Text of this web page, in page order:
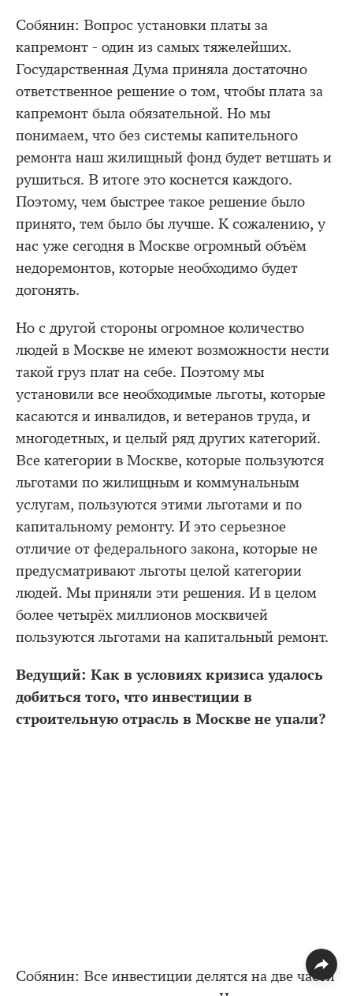
Собянин: Вопрос установки платы за
капремонт - один из самых тяжелейших.
Государственная Дума приняла достаточно
ответственное решение о том, чтобы плата за
капремонт была обязательной. Но мы
понимаем, что без системы капительного
ремонта наш жилищный фонд будет ветшать и
рушиться. В итоге это коснется каждого.
Поэтому, чем быстрее такое решение было
принято, тем было бы лучше. К сожалению, у
нас уже сегодня в Москве огромный объём
недоремонтов, которые необходимо будет
догонять.
Но с другой стороны огромное количество
людей в Москве не имеют возможности нести
такой груз плат на себе. Поэтому мы
установили все необходимые льготы, которые
касаются и инвалидов, и ветеранов труда, и
многодетных, и целый ряд других категорий.
Все категории в Москве, которые пользуются
льготами по жилищным и коммунальным
услугам, пользуются этими льготами и по
капитальному ремонту. И это серьезное
отличие от федерального закона, которые не
предусматривают льготы целой категории
людей. Мы приняли эти решения. И в целом
более четырёх миллионов москвичей
пользуются льготами на капитальный ремонт.
Ведущий: Как в условиях кризиса удалось
добиться того, что инвестиции в
строительную отрасль в Москве не упали?
Собянин: Все инвестиции делятся на две части